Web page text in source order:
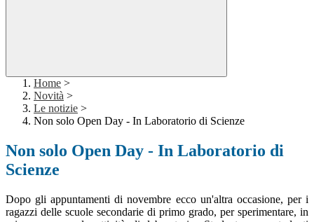
Home >
Novità >
Le notizie >
Non solo Open Day - In Laboratorio di Scienze
Non solo Open Day - In Laboratorio di
Scienze
Dopo gli appuntamenti di novembre ecco un'altra occasione, per i
ragazzi delle scuole secondarie di primo grado, per sperimentare, in